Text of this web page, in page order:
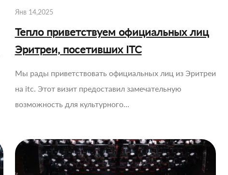
Янв 14,2025
Тепло приветствуем официальных лиц
Эритреи, посетивших ITC
Мы рады приветствовать официальных лиц из Эритреи
на itc. Этот визит предоставил замечательную
возможность для культурного…